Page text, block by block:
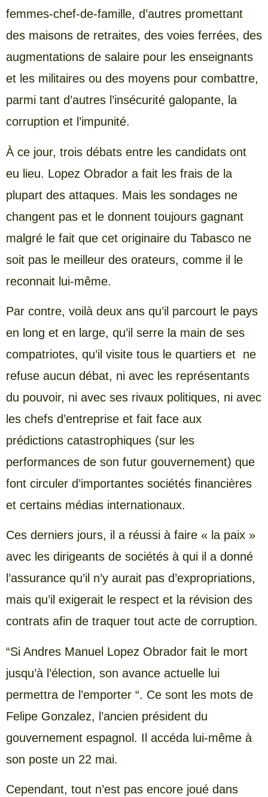
femmes-chef-de-famille, d’autres promettant
des maisons de retraites, des voies ferrées, des
augmentations de salaire pour les enseignants
et les militaires ou des moyens pour combattre,
parmi tant d’autres l’insécurité galopante, la
corruption et l’impunité.
À ce jour, trois débats entre les candidats ont
eu lieu. Lopez Obrador a fait les frais de la
plupart des attaques. Mais les sondages ne
changent pas et le donnent toujours gagnant
malgré le fait que cet originaire du Tabasco ne
soit pas le meilleur des orateurs, comme il le
reconnait lui-même.
Par contre, voilà deux ans qu’il parcourt le pays
en long et en large, qu’il serre la main de ses
compatriotes, qu’il visite tous le quartiers et ne
refuse aucun débat, ni avec les représentants
du pouvoir, ni avec ses rivaux politiques, ni avec
les chefs d’entreprise et fait face aux
prédictions catastrophiques (sur les
performances de son futur gouvernement) que
font circuler d’importantes sociétés financières
et certains médias internationaux.
Ces derniers jours, il a réussi à faire « la paix »
avec les dirigeants de sociétés à qui il a donné
l’assurance qu’il n’y aurait pas d’expropriations,
mais qu’il exigerait le respect et la révision des
contrats afin de traquer tout acte de corruption.
“Si Andres Manuel Lopez Obrador fait le mort
jusqu’à l’élection, son avance actuelle lui
permettra de l’emporter “. Ce sont les mots de
Felipe Gonzalez, l’ancien président du
gouvernement espagnol. Il accéda lui-même à
son poste un 22 mai.
Cependant, tout n’est pas encore joué dans